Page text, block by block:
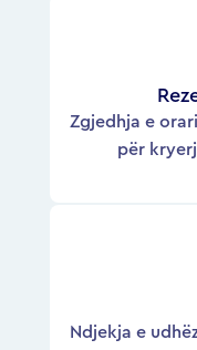
Zgjedhja e
për
Ndjekja e